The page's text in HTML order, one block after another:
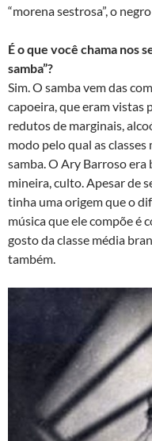
“morena sestrosa”, o
É o que você chama nos
samba”?
Sim. O samba vem das
capoeira, que eram vistas
redutos de marginais,
modo pelo qual as
samba. O Ary Barroso
mineira, culto. Apesar de
tinha uma origem que o
música que ele compõe é
gosto da classe média
também.